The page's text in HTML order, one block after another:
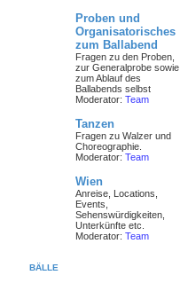
Proben und
Organisatorisches
zum Ballabend
Fragen zu den Proben,
zur Generalprobe sowie
zum Ablauf des
Ballabends selbst
Moderator: Team
Tanzen
Fragen zu Walzer und
Choreographie.
Moderator: Team
Wien
Anreise, Locations,
Events,
Sehenswürdigkeiten,
Unterkünfte etc.
Moderator: Team
BÄLLE